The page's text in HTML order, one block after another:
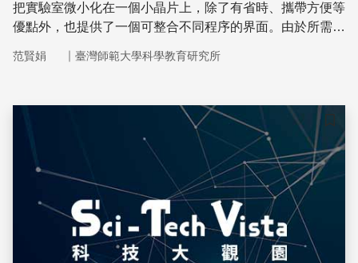
把實驗室微小化在一個小晶片上，除了有省時、攜帶方便等
優點外，也提供了一個可整合不同程序的界面。由於所需的
范賢娟 ｜ 臺灣師範大學科學教育研究所
儲存